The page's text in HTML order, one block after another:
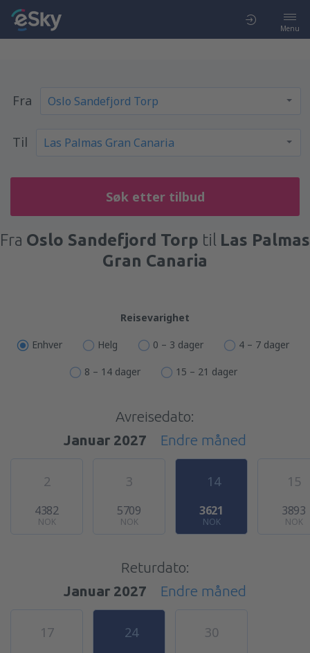
Menu
Fra
Til
Søk etter tilbud
Fra Oslo Sandefjord Torp til Las Palmas
Gran Canaria
Reisevarighet
Enhver Helg 0 – 3 dager 4 – 7 dager
8 – 14 dager 15 – 21 dager
Avreisedato:
Januar 2027
Endre måned
2
4382
NOK
3
5709
NOK
14
3621
NOK
15
3893
NOK
Returdato:
Januar 2027
Endre måned
17 24 30